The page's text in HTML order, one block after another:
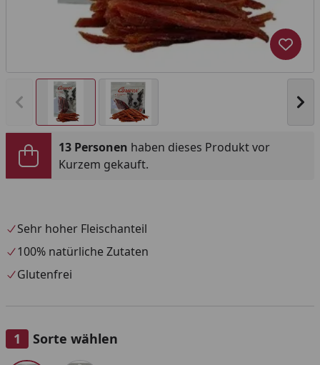
Vorheriges Bild anzeigen
13 Personen haben dieses Produkt vor
Kurzem gekauft.
Sehr hoher Fleischanteil
100% natürliche Zutaten
Glutenfrei
Sorte wählen